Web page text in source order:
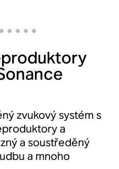
zvukový systém s
a
a soustředěný
a mnoho